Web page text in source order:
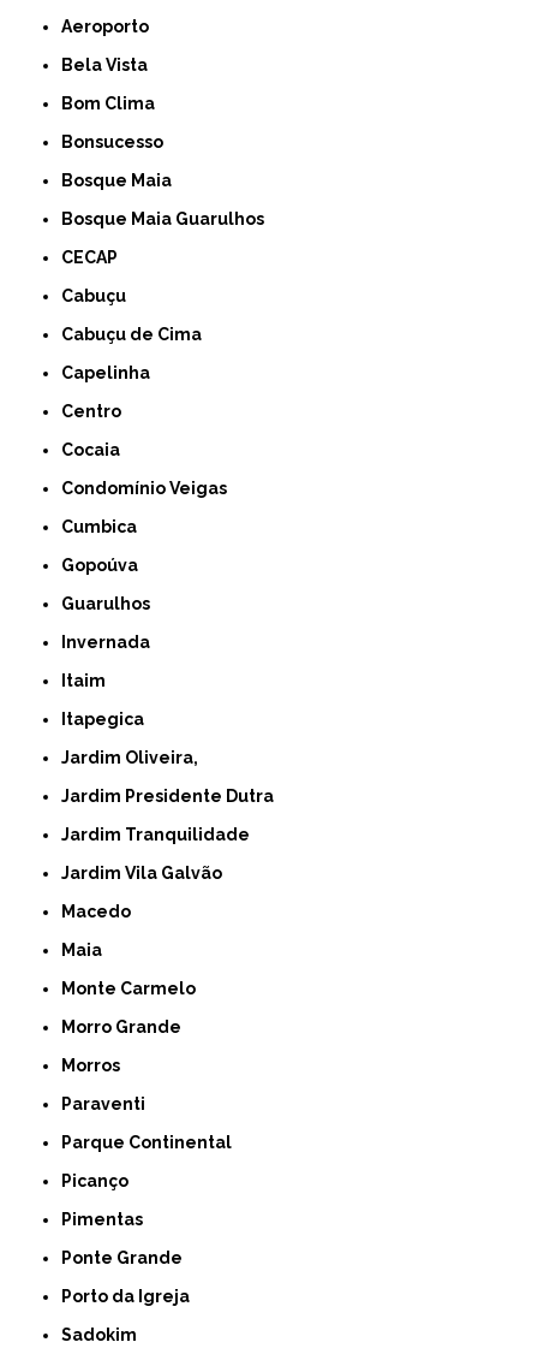
Aeroporto
Bela Vista
Bom Clima
Bonsucesso
Bosque Maia
Bosque Maia Guarulhos
CECAP
Cabuçu
Cabuçu de Cima
Capelinha
Centro
Cocaia
Condomínio Veigas
Cumbica
Gopoúva
Guarulhos
Invernada
Itaim
Itapegica
Jardim Oliveira,
Jardim Presidente Dutra
Jardim Tranquilidade
Jardim Vila Galvão
Macedo
Maia
Monte Carmelo
Morro Grande
Morros
Paraventi
Parque Continental
Picanço
Pimentas
Ponte Grande
Porto da Igreja
Sadokim